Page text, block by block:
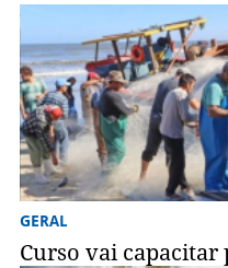
GERAL
Curso vai capacitar